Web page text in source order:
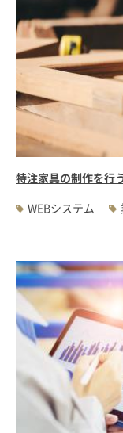
#販促・ノベルティー
#SDGsサポート
#WEBサーバ移転
#Androidアプリ開発
#JIS X 8341-3規格
#採用・求人
#
特注家具の制作を行
WEBシステム